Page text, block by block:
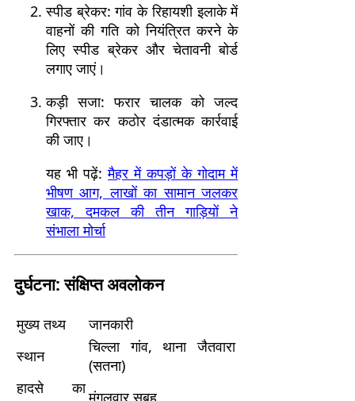
स्पीड ब्रेकर: गांव के रिहायशी इलाके में
वाहनों की गति को नियंत्रित करने के
लिए स्पीड ब्रेकर और चेतावनी बोर्ड
लगाए जाएं।
कड़ी सजा: फरार चालक को जल्द
गिरफ्तार कर कठोर दंडात्मक कार्रवाई
की जाए।
यह भी पढ़ें: मैहर में कपड़ों के गोदाम में
भीषण आग, लाखों का सामान जलकर
खाक, दमकल की तीन गाड़ियों ने
संभाला मोर्चा
दुर्घटना: संक्षिप्त अवलोकन
मुख्य तथ्य
जानकारी
स्थान
चिल्ला गांव, थाना जैतवारा
(सतना)
हादसे कामंगलवार सुबह